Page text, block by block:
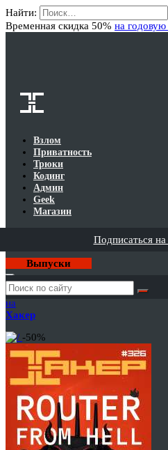
Найти:
Временная скидка 50% на
Взлом
Приватность
Трюки
Кодинг
Админ
Geek
Магазин
Подписаться
Выпуски
Годовая
подписка
на
Хакер
-50%